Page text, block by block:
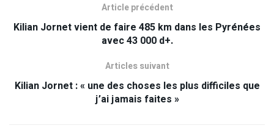
Article précédent
Kilian Jornet vient de faire 485 km dans les Pyrénées
avec 43 000 d+.
Articles suivant
Kilian Jornet : « une des choses les plus difficiles que
j’ai jamais faites »